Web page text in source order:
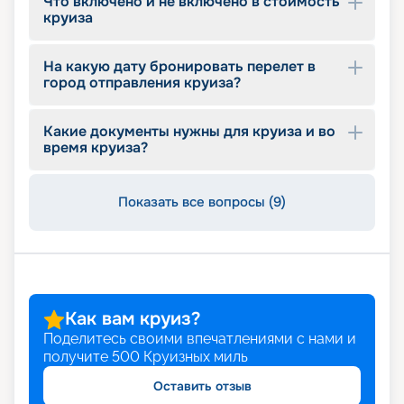
длительности, схеме маршрута, и пользуйтесь
услугой раннего бронирования, которая
круиза
На какую дату бронировать перелет в
город отправления круиза?
Какие документы нужны для круиза и во
время круиза?
Показать все вопросы (9)
Как вам круиз?
Поделитесь своими впечатлениями с нами и
получите 500 Круизных миль
Оставить отзыв